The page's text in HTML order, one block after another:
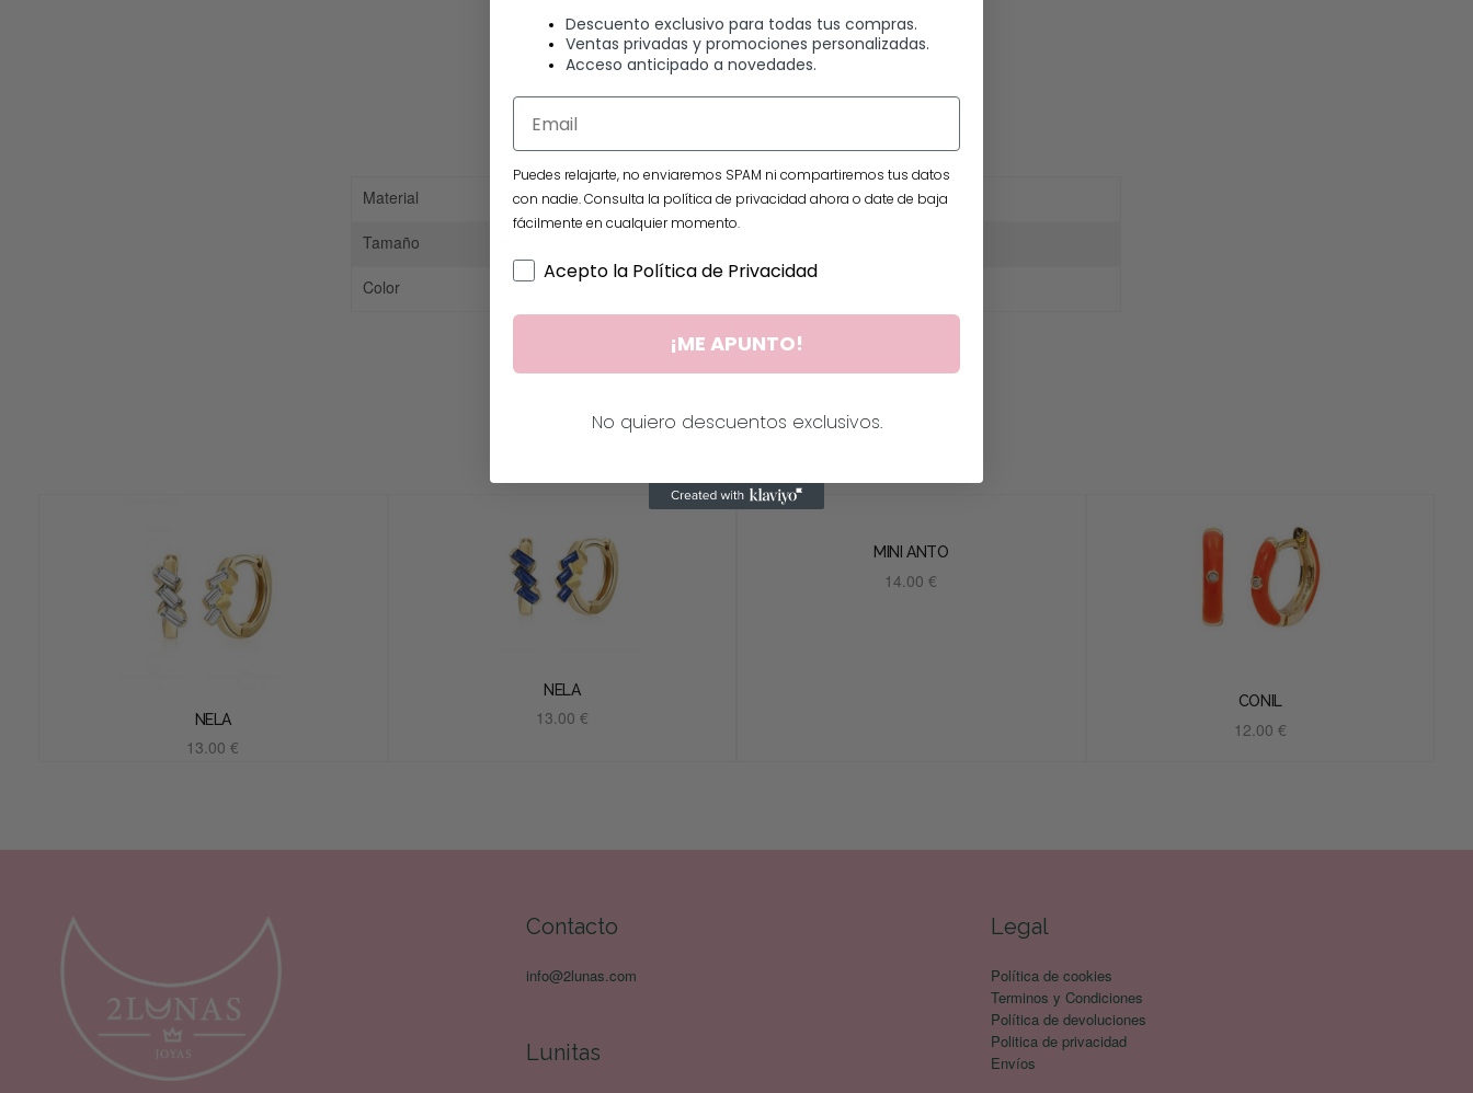
Material
PLATA DO
Tamaño
Color
AZUL
Productos relacionados
NELA
13.00€
NELA
13.00 €
MINI ANTO
14.00€
CONIL
12.00 €
Contacto
info@2lunas.com
Lunitas
Legal
Política de cookies
Terminos y Condiciones
Política de devoluciones
Politica de privacidad
Envíos
Descuento exclusivo para todas tus compras.
Ventas privadas y promociones personalizadas.
Acceso anticipado a novedades.
Puedes relajarte, no enviaremos SPAM ni compartiremos tus datos
con nadie. Consulta la política de privacidad ahora o date de baja
fácilmente en cualquier momento.
Acepto la Política de Privacidad
¡ME APUNTO!
No quiero descuentos exclusivos.